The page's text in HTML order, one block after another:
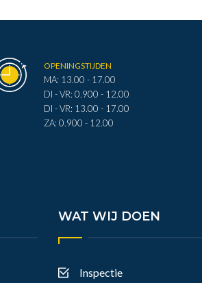
OPENINGSTIJDEN
MA: 13.00 - 17.00
DI - VR: 0.900 - 12.00
DI - VR: 13.00 - 17.00
ZA: 0.900 - 12.00
WAT WIJ DOEN
Inspectie